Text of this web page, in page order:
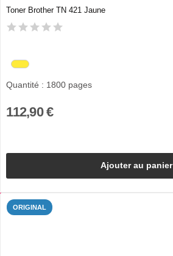
Toner Brother TN 421 Jaune
Quantité : 1800 pages
112,90 €
Ajouter au panier
ORIGINAL